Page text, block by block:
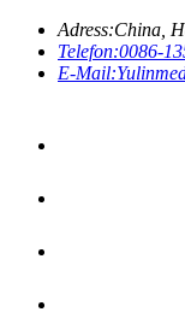
Adress:China,
Telefon:0086-
E-Mail: